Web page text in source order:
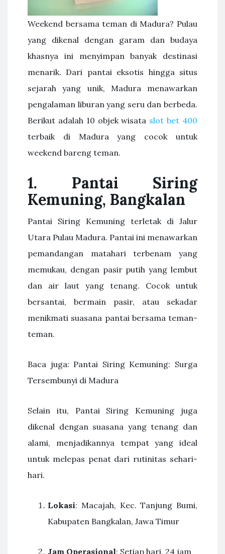
Weekend bersama teman di Madura? Pulau
yang dikenal dengan garam dan budaya
khasnya ini menyimpan banyak destinasi
menarik. Dari pantai eksotis hingga situs
sejarah yang unik, Madura menawarkan
pengalaman liburan yang seru dan berbeda.
Berikut adalah 10 objek wisata slot bet 400
terbaik di Madura yang cocok untuk
weekend bareng teman.
1. Pantai Siring
Kemuning, Bangkalan
Pantai Siring Kemuning terletak di Jalur
Utara Pulau Madura. Pantai ini menawarkan
pemandangan matahari terbenam yang
memukau, dengan pasir putih yang lembut
dan air laut yang tenang. Cocok untuk
bersantai, bermain pasir, atau sekadar
menikmati suasana pantai bersama teman-
teman.
Baca juga: Pantai Siring Kemuning: Surga
Tersembunyi di Madura
Selain itu, Pantai Siring Kemuning juga
dikenal dengan suasana yang tenang dan
alami, menjadikannya tempat yang ideal
untuk melepas penat dari rutinitas sehari-
hari.
Lokasi: Macajah, Kec. Tanjung Bumi,
Kabupaten Bangkalan, Jawa Timur
Jam Operasional: Setiap hari, 24 jam